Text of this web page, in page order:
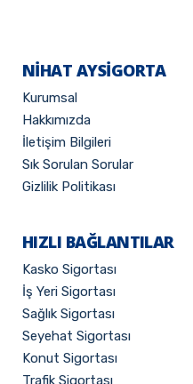
NİHAT AYSIGORTA
Kurumsal
Hakkımızda
İletişim Bilgileri
Sık Sorulan Sorular
Gizlilik Politikası
HIZLI BAĞLANTILAR
Kasko Sigortası
İş Yeri Sigortası
Sağlık Sigortası
Seyehat Sigortası
Konut Sigortası
Trafik Sigortası